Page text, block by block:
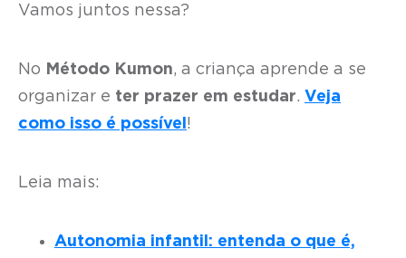
Vamos juntos nessa?
No Método Kumon, a criança aprende a se
organizar e ter prazer em estudar. Veja
como isso é possível !
Leia mais:
Autonomia infantil: entenda o que é,